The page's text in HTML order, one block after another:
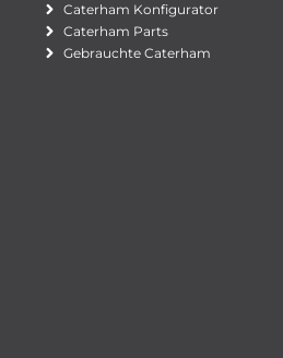
Caterham Konfigurator
Caterham Parts
Gebrauchte Caterham